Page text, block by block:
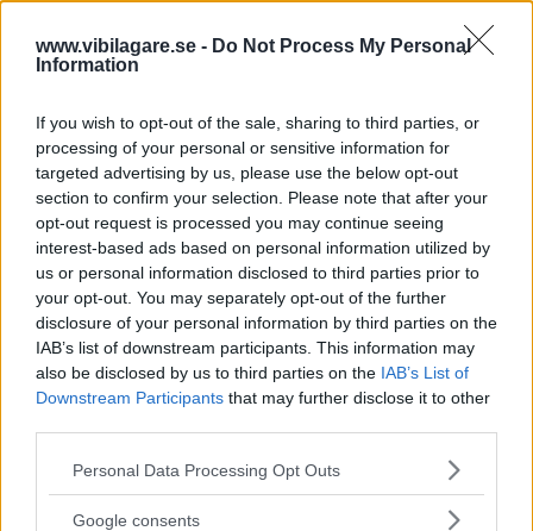
www.vibilagare.se - Do Not Process My Personal
Information
If you wish to opt-out of the sale, sharing to third parties, or
processing of your personal or sensitive information for
targeted advertising by us, please use the below opt-out
section to confirm your selection. Please note that after your
opt-out request is processed you may continue seeing
interest-based ads based on personal information utilized by
us or personal information disclosed to third parties prior to
your opt-out. You may separately opt-out of the further
disclosure of your personal information by third parties on the
IAB’s list of downstream participants. This information may
also be disclosed by us to third parties on the IAB’s List of
Downstream Participants that may further disclose it to other
Please note that this website/app uses one or more Google
not limited to your visit or usage behaviour. You may click to
Personal Data Processing Opt Outs
Google consents
sågar förslaget helt:
koldioxidutsläppen inom transportsektorn och står därför
i strid med den fastställda avsikten från regeringens sida
när det gäller att uppfylla klimatskyddsmålen, säger han
till tyskaAuto Bild.
Även transportministeriets vicegruppledare Lukas
Köhler ställer sig kritisk till planerna:
– Klimatmålen i trafiken kan bara uppnås med en mix av
e-mobilitet och klimatvänliga bränslen i
förbränningsmotorn, menar han.
Inte heller det tyska motorförbundet Adac ställer sig
bakom lagförslaget.
– Biobränslen kan ge ett betydande bidrag till att uppnå